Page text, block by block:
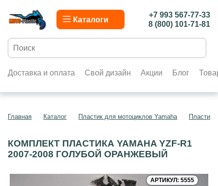
Каталоги
+7 993 567-77-33
8 (800) 101-71-81
Доставка и оплата Свой дизайн Акции Блог
Главная Каталог Пластик для мотоциклов Yamaha Пластик
КОМПЛЕКТ ПЛАСТИКА YAMAHA YZF-R1
2007-2008 ГОЛУБОЙ ОРАНЖЕВЫЙ
АРТИКУЛ: 5555